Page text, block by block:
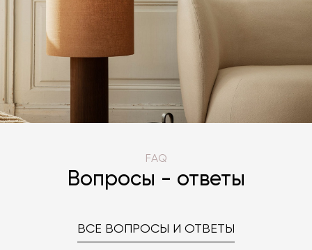
FAQ
Вопросы - ответы
ВСЕ ВОПРОСЫ И ОТВЕТЫ